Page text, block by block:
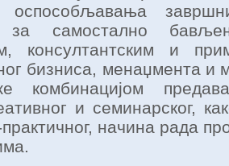
оспособљавања
за самостално
консултантским и
бизниса, менаџмента и
комбинацијом
и семинарског,
практичног, начина рада